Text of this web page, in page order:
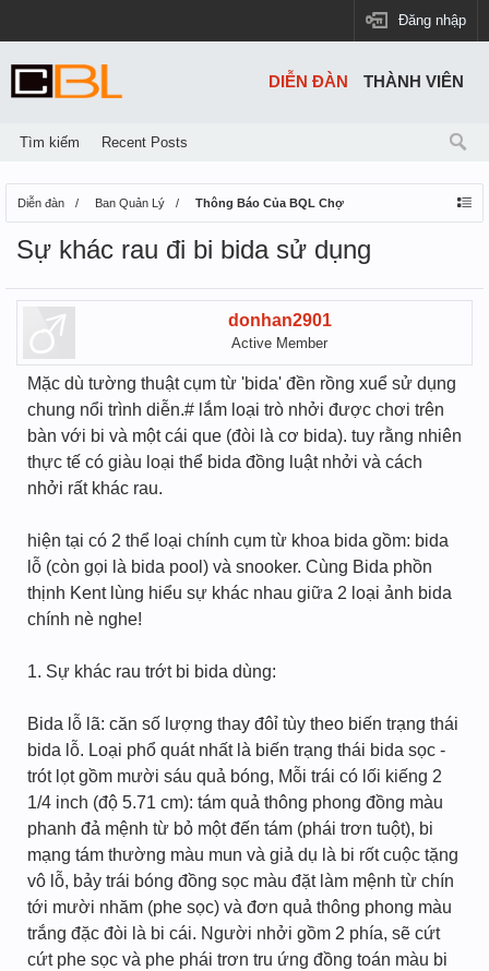
Đăng nhập
Diễn đàn Ban Quản Lý Thông Báo Của BQL Chợ
Sự khác rau đi bi bida sử dụng
donhan2901
Active Member
Mặc dù tường thuật cụm từ 'bida' đền rồng xuể sử dụng
chung nổi trình diễn.# lắm loại trò nhởi được chơi trên
bàn với bi và một cái que (đòi là cơ bida). tuy rằng nhiên
thực tế có giàu loại thể bida đồng luật nhởi và cách
nhởi rất khác rau.
hiện tại có 2 thể loại chính cụm từ khoa bida gồm: bida
lỗ (còn gọi là bida pool) và snooker. Cùng Bida phồn
thịnh Kent lùng hiểu sự khác nhau giữa 2 loại ảnh bida
chính nè nghe!
1. Sự khác rau trớt bi bida dùng:
Bida lỗ lã: căn số lượng thay đôỉ tùy theo biến trạng thái
bida lỗ. Loại phổ quát nhất là biến trạng thái bida sọc -
trót lọt gồm mười sáu quả bóng, Mỗi trái có lối kiếng 2
1/4 inch (độ 5.71 cm): tám quả thông phong đồng màu
phanh đả mệnh từ bỏ một đến tám (phái trơn tuột), bi
mạng tám thường màu mun và giả dụ là bi rốt cuộc tặng
vô lỗ, bảy trái bóng đồng sọc màu đặt làm mệnh từ chín
tới mười nhăm (phe sọc) và đơn quả thông phong màu
trắng đặc đòi là bi cái. Người nhởi gồm 2 phía, sẽ cứt
cứt phe sọc và phe phái trơn tru ứng đồng toán màu bi
DIỄN ĐÀN
Tìm kiếm Recent Posts
THÀNH VIÊN